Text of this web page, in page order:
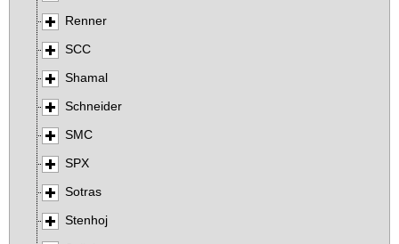
Renner
SCC
Shamal
Schneider
SMC
SPX
Sotras
Stenhoj